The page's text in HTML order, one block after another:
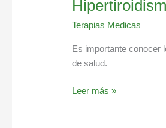
Terapias Medicas
Es importante conocer
de salud.
Leer más »